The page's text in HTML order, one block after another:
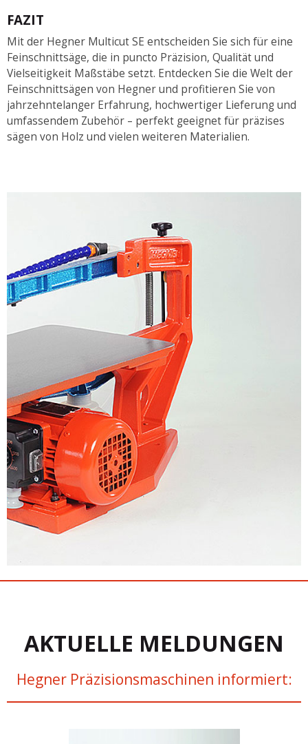
FAZIT
Mit der Hegner Multicut SE entscheiden Sie sich für eine
Feinschnittsäge, die in puncto Präzision, Qualität und
Vielseitigkeit Maßstäbe setzt. Entdecken Sie die Welt der
Feinschnittsägen von Hegner und profitieren Sie von
jahrzehntelanger Erfahrung, hochwertiger Lieferung und
umfassendem Zubehör – perfekt geeignet für präzises
sägen von Holz und vielen weiteren Materialien.
AKTUELLE MELDUNGEN
Hegner Präzisionsmaschinen informiert: